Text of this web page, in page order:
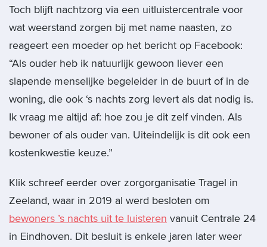
Toch blijft nachtzorg via een uitluistercentrale voor
wat weerstand zorgen bij met name naasten, zo
reageert een moeder op het bericht op Facebook:
“Als ouder heb ik natuurlijk gewoon liever een
slapende menselijke begeleider in de buurt of in de
woning, die ook ‘s nachts zorg levert als dat nodig is.
Ik vraag me altijd af: hoe zou je dit zelf vinden. Als
bewoner of als ouder van. Uiteindelijk is dit ook een
kostenkwestie keuze.”
Klik schreef eerder over zorgorganisatie Tragel in
Zeeland, waar in 2019 al werd besloten om
bewoners ’s nachts uit te luisteren vanuit Centrale 24
in Eindhoven. Dit besluit is enkele jaren later weer